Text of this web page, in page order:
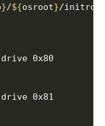
}/${osroot}